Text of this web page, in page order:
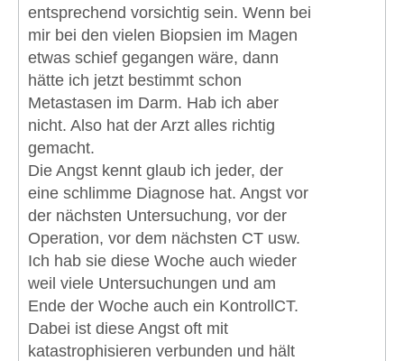
entsprechend vorsichtig sein. Wenn bei
mir bei den vielen Biopsien im Magen
etwas schief gegangen wäre, dann
hätte ich jetzt bestimmt schon
Metastasen im Darm. Hab ich aber
nicht. Also hat der Arzt alles richtig
gemacht.
Die Angst kennt glaub ich jeder, der
eine schlimme Diagnose hat. Angst vor
der nächsten Untersuchung, vor der
Operation, vor dem nächsten CT usw.
Ich hab sie diese Woche auch wieder
weil viele Untersuchungen und am
Ende der Woche auch ein KontrollCT.
Dabei ist diese Angst oft mit
katastrophisieren verbunden und hält